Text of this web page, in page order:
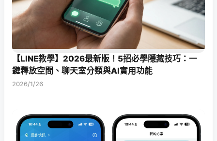
【LINE教學】2026最新版！5招必學隱藏技巧：一
鍵釋放空間、聊天室分類與AI實用功能
2026/1/26